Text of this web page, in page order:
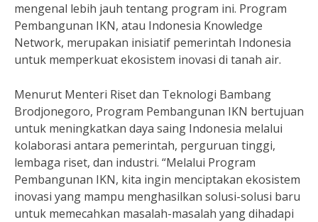
mengenal lebih jauh tentang program ini. Program
Pembangunan IKN, atau Indonesia Knowledge
Network, merupakan inisiatif pemerintah Indonesia
untuk memperkuat ekosistem inovasi di tanah air.
Menurut Menteri Riset dan Teknologi Bambang
Brodjonegoro, Program Pembangunan IKN bertujuan
untuk meningkatkan daya saing Indonesia melalui
kolaborasi antara pemerintah, perguruan tinggi,
lembaga riset, dan industri. “Melalui Program
Pembangunan IKN, kita ingin menciptakan ekosistem
inovasi yang mampu menghasilkan solusi-solusi baru
untuk memecahkan masalah-masalah yang dihadapi